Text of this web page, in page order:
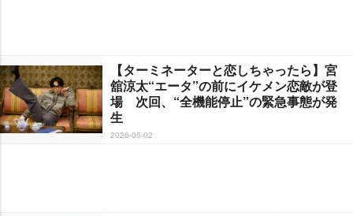
【ターミネーターと恋しちゃったら】宮
舘涼太“エータ”の前にイケメン恋敵が登
場 次回、“全機能停止”の緊急事態が発
生
2026-05-02